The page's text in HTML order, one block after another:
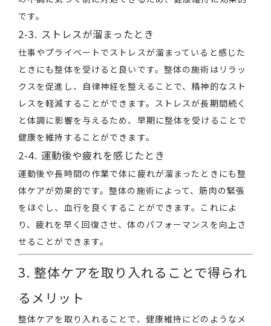
です。
2-3. ストレスが溜まったとき
仕事やプライベートでストレスが溜まっていると感じた
ときにも整体を受けると良いです。整体の施術はリラッ
クスを促進し、自律神経を整えることで、精神的なスト
レスを軽減することができます。ストレスが長期間続く
と体調に影響を与えるため、早期に整体を受けることで
健康を維持することができます。
2-4. 運動後や疲れを感じたとき
運動後や長時間の作業で体に疲れが溜まったときにも整
体ケアが効果的です。整体の施術によって、筋肉の緊張
をほぐし、血行を良くすることができます。これによ
り、疲れを早く回復させ、体のパフォーマンスを向上さ
せることができます。
3. 整体ケアを取り入れることで得られ
るメリット
整体ケアを取り入れることで、健康維持にどのようなメ